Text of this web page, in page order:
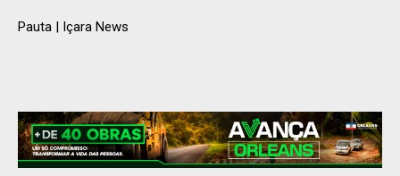
Pauta | Içara News